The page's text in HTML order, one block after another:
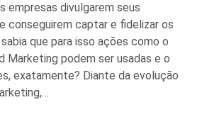
empresas divulgarem seus
conseguirem captar e fidelizar os
que para isso ações como o
Marketing podem ser usadas e o
exatamente? Diante da evolução